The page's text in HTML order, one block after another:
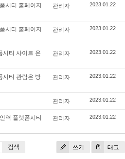
시티 홈페이지
관리자 2023.01.22
시티 홈페이지
관리자 2023.01.22
시티 사이트 온
관리자 2023.01.22
시티 관람은 방
관리자 2023.01.22
관리자 2023.01.22
역 플랫폼시티 관리자 2023.01.22
쓰기 태그
검색